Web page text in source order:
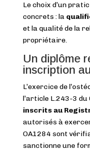
Le choix d’un
concrets : la
et la qualité de la
propriétaire.
Un diplôme
inscription
L’exercice de
l’article L.243-3 du
inscrits au
autorisés à
OA1284 sont
sanctionne une